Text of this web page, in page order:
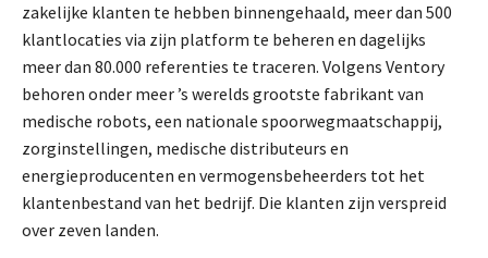
zakelijke klanten te hebben binnengehaald, meer dan 500
klantlocaties via zijn platform te beheren en dagelijks
meer dan 80.000 referenties te traceren. Volgens Ventory
behoren onder meer ’s werelds grootste fabrikant van
medische robots, een nationale spoorwegmaatschappij,
zorginstellingen, medische distributeurs en
energieproducenten en vermogensbeheerders tot het
klantenbestand van het bedrijf. Die klanten zijn verspreid
over zeven landen.